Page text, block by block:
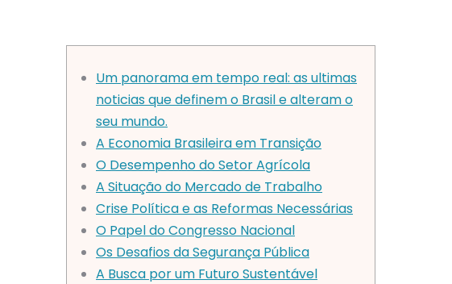
Um panorama em tempo real: as ultimas
noticias que definem o Brasil e alteram o
seu mundo.
A Economia Brasileira em Transição
O Desempenho do Setor Agrícola
A Situação do Mercado de Trabalho
Crise Política e as Reformas Necessárias
O Papel do Congresso Nacional
Os Desafios da Segurança Pública
A Busca por um Futuro Sustentável